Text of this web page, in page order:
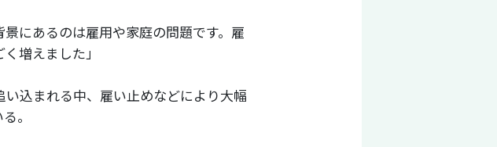
にあるのは雇用や家庭の問題です。雇
増えました」
込まれる中、雇い止めなどにより大幅
。